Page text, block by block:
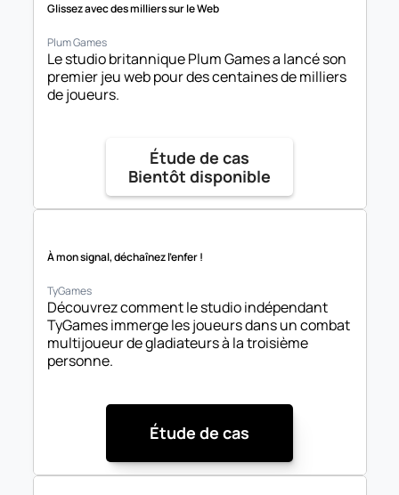
Glissez avec des milliers sur le Web
Plum Games
Le studio britannique Plum Games a lancé son
premier jeu web pour des centaines de milliers
de joueurs.
Étude de cas
Bientôt disponible
À mon signal, déchaînez l'enfer !
TyGames
Découvrez comment le studio indépendant
TyGames immerge les joueurs dans un combat
multijoueur de gladiateurs à la troisième
personne.
Étude de cas